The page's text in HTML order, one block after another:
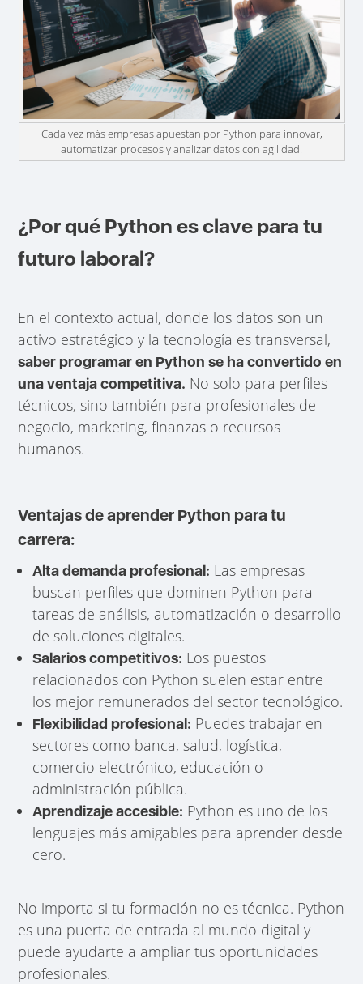
Cada vez más empresas apuestan por Python para innovar,
automatizar procesos y analizar datos con agilidad.
¿Por qué Python es clave para tu
futuro laboral?
En el contexto actual, donde los datos son un
activo estratégico y la tecnología es transversal,
saber programar en Python se ha convertido en
una ventaja competitiva. No solo para perfiles
técnicos, sino también para profesionales de
negocio, marketing, finanzas o recursos
humanos.
Ventajas de aprender Python para tu
carrera:
Alta demanda profesional: Las empresas
buscan perfiles que dominen Python para
tareas de análisis, automatización o desarrollo
de soluciones digitales.
Salarios competitivos: Los puestos
relacionados con Python suelen estar entre
los mejor remunerados del sector tecnológico.
Flexibilidad profesional: Puedes trabajar en
sectores como banca, salud, logística,
comercio electrónico, educación o
administración pública.
Aprendizaje accesible: Python es uno de los
lenguajes más amigables para aprender desde
cero.
No importa si tu formación no es técnica. Python
es una puerta de entrada al mundo digital y
puede ayudarte a ampliar tus oportunidades
profesionales.